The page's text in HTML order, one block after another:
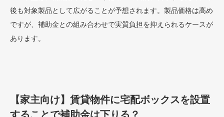
後も対象製品として広がることが予想されます。製品価格は高め
ですが、補助金との組み合わせで実質負担を抑えられるケースが
あります。
【家主向け】賃貸物件に宅配ボックスを設置
することで補助金は下りる？